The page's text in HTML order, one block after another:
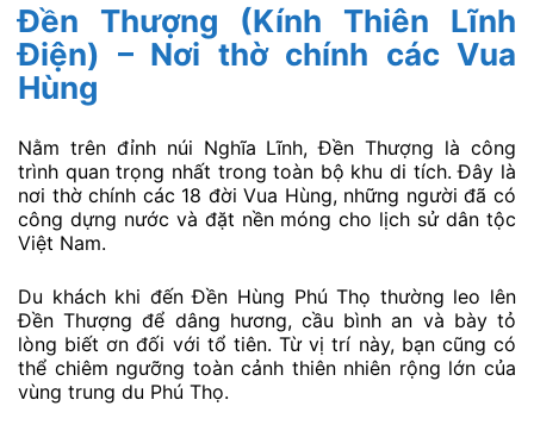
Đền Thượng (Kính Thiên Lĩnh
Điện) – Nơi thờ chính các Vua
Hùng
Nằm trên đỉnh núi Nghĩa Lĩnh, Đền Thượng là công
trình quan trọng nhất trong toàn bộ khu di tích. Đây là
nơi thờ chính các 18 đời Vua Hùng, những người đã có
công dựng nước và đặt nền móng cho lịch sử dân tộc
Việt Nam.
Du khách khi đến Đền Hùng Phú Thọ thường leo lên
Đền Thượng để dâng hương, cầu bình an và bày tỏ
lòng biết ơn đối với tổ tiên. Từ vị trí này, bạn cũng có
thể chiêm ngưỡng toàn cảnh thiên nhiên rộng lớn của
vùng trung du Phú Thọ.